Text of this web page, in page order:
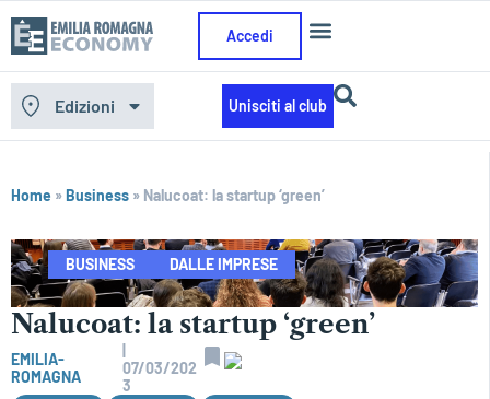
Accedi
Edizioni Unisciti al club
Home »Business » Nalucoat: la startup ‘green’
BUSINESS DALLE IMPRESE
Nalucoat: la startup ‘green’
EMILIA-
ROMAGNA
07/03/202
3